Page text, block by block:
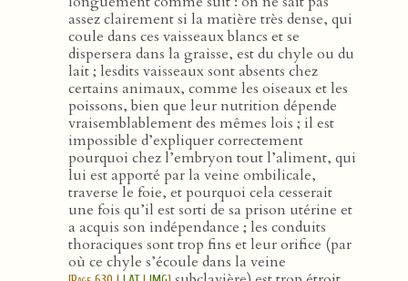
assez clairement si la matière très dense, qui
coule dans ces vaisseaux blancs et se
dispersera dans la graisse, est du chyle ou du
lait ; lesdits vaisseaux sont absents chez
certains animaux, comme les oiseaux et les
poissons, bien que leur nutrition dépende
vraisemblablement des mêmes lois ; il est
impossible d’expliquer correctement
pourquoi chez l’embryon tout l’aliment, qui
lui est apporté par la veine ombilicale,
traverse le foie, et pourquoi cela cesserait
une fois qu’il est sorti de sa prison utérine et
a acquis son indépendance ; les conduits
thoraciques sont trop fins et leur orifice (par
où ce chyle s’écoule dans la veine